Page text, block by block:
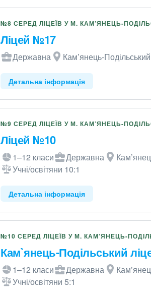
№8 СЕРЕД ЛІЦЕЇВ У М. КАМ’ЯНЕЦЬ-
Ліцей №17
Державна Кам’янець-
Детальна інформація
№9 СЕРЕД ЛІЦЕЇВ У М. КАМ’ЯНЕЦЬ-
Ліцей №10
1–12 класи Державна
Учні/освітяни 10:1
Детальна інформація
№10 СЕРЕД ЛІЦЕЇВ У М. КАМ’ЯНЕЦЬ-
Кам`янець-Подільський
1–12 класи Державна
Учні/освітяни 5:1